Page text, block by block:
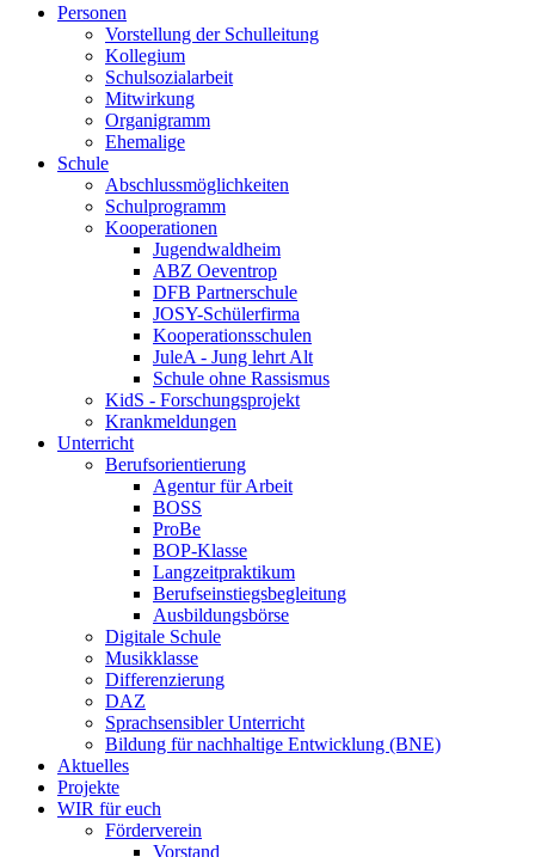
Personen
Vorstellung der Schulleitung
Kollegium
Schulsozialarbeit
Mitwirkung
Organigramm
Ehemalige
Schule
Abschlussmöglichkeiten
Schulprogramm
Kooperationen
Jugendwaldheim
ABZ Oeventrop
DFB Partnerschule
JOSY-Schülerfirma
Kooperationsschulen
JuleA - Jung lehrt Alt
Schule ohne Rassismus
KidS - Forschungsprojekt
Krankmeldungen
Unterricht
Berufsorientierung
Agentur für Arbeit
BOSS
ProBe
BOP-Klasse
Langzeitpraktikum
Berufseinstiegsbegleitung
Ausbildungsbörse
Digitale Schule
Musikklasse
Differenzierung
DAZ
Sprachsensibler Unterricht
Bildung für nachhaltige Entwicklung (BNE)
Aktuelles
Projekte
WIR für euch
Förderverein
Vorstand